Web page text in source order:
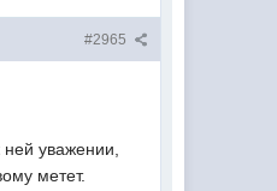
#2965
уважении,
метет.